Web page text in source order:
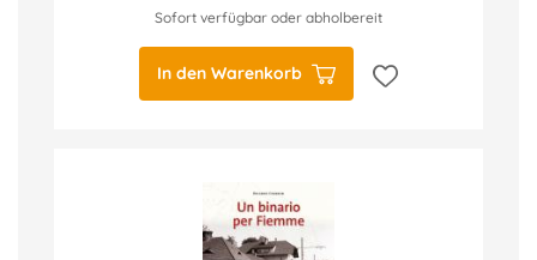
Sofort verfügbar oder abholbereit
In den Warenkorb